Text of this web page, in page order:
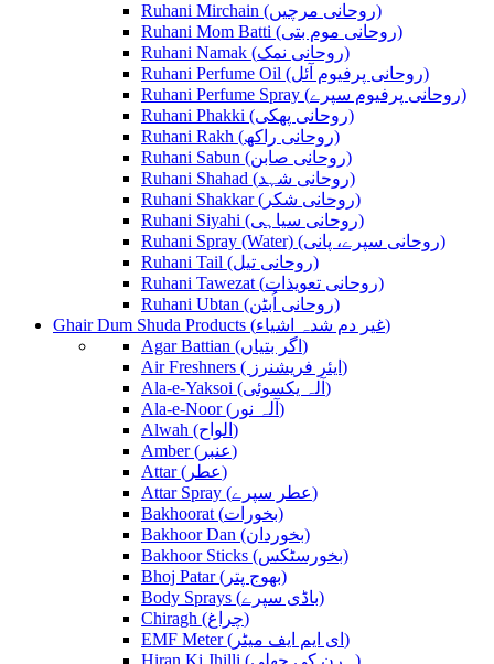
Ruhani Mirchain (روحانی مرچیں)
Ruhani Mom Batti (روحانی موم بتی)
Ruhani Namak (روحانی نمک)
Ruhani Perfume Oil (روحانی پرفیوم آئل)
Ruhani Perfume Spray (روحانی پرفیوم سپرے)
Ruhani Phakki (روحانی پھکی)
Ruhani Rakh (روحانی راکھ)
Ruhani Sabun (روحانی صابن)
Ruhani Shahad (روحانی شہد)
Ruhani Shakkar (روحانی شکر)
Ruhani Siyahi (روحانی سیاہی)
Ruhani Spray (Water) (روحانی سپرے، پانی)
Ruhani Tail (روحانی تیل)
Ruhani Tawezat (روحانی تعویذات)
Ruhani Ubtan (روحانی اُبٹن)
Ghair Dum Shuda Products (غیر دم شدہ اشیاء)
Agar Battian (اگر بتیاں)
Air Freshners ( ایئر فریشنرز)
Ala-e-Yaksoi (آلہ یکسوئی)
Ala-e-Noor (آلہ نور)
Alwah (الواح)
Amber (عنبر)
Attar (عطر)
Attar Spray (عطر سپرے)
Bakhoorat (بخورات)
Bakhoor Dan (بخوردان)
Bakhoor Sticks (بخورسٹکس)
Bhoj Patar (بھوج پتر)
Body Sprays (باڈی سپرے)
Chiragh (چراغ)
EMF Meter (ای ایم ایف میٹر)
Hiran Ki Jhilli (ہرن کی جھلی)